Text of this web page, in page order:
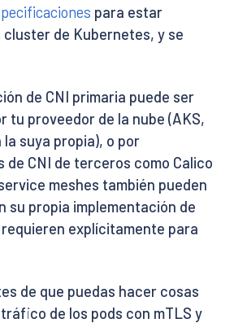
para estar
de Kubernetes, y se
de CNI primaria puede ser
tu proveedor de la nube (AKS,
la suya propia), o por
de CNI de terceros como Calico
meshes también pueden
su propia implementación de
explícitamente para
de que puedas hacer cosas
de los pods con mTLS y